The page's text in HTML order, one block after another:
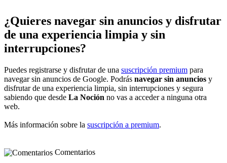
¿Quieres navegar sin anuncios y disfrutar
de una experiencia limpia y sin
interrupciones?
Puedes registrarse y disfrutar de una suscripción premium para
navegar sin anuncios de Google. Podrás navegar sin anuncios y
disfrutar de una experiencia limpia, sin interrupciones y segura
sabiendo que desde La Noción no vas a acceder a ninguna otra
web.
Más información sobre la suscripción a premium.
Comentarios